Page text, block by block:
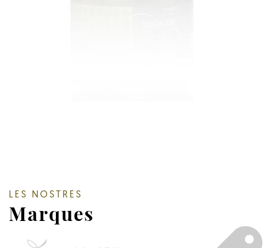
LES NOSTRES
Marques